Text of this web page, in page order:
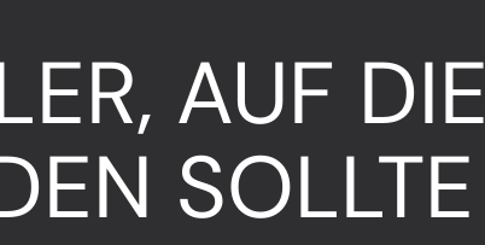
AUF DIE
SOLLTE